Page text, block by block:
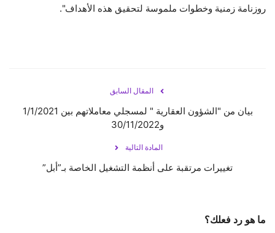
روزنامة زمنية وخطوات ملموسة لتحقيق هذه الأهداف".
المقال السابق
بيان من "الشؤون العقارية " لمسجلي معاملاتهم بين 1/1/2021
و30/11/2022
المادة التالية
تغييرات مرتقبة على أنظمة التشغيل الخاصة بـ”أبل”
ما هو رد فعلك؟